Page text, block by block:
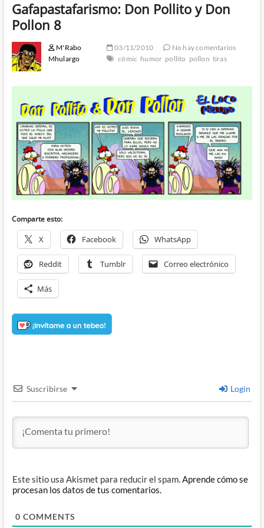
Gafapastafarismo: Don Pollito y Don
Pollon 8
M'Rabo
Mhulargo
03/11/2010
No hay comentarios
cómic humor pollito pollon tiras
Comparte esto:
X Facebook WhatsApp
Reddit Tumblr Correo electrónico
Más
Suscribirse Login
Este sitio usa Akismet para reducir el spam.Aprende cómo se
procesan los datos de tus comentarios.
0 COMMENTS